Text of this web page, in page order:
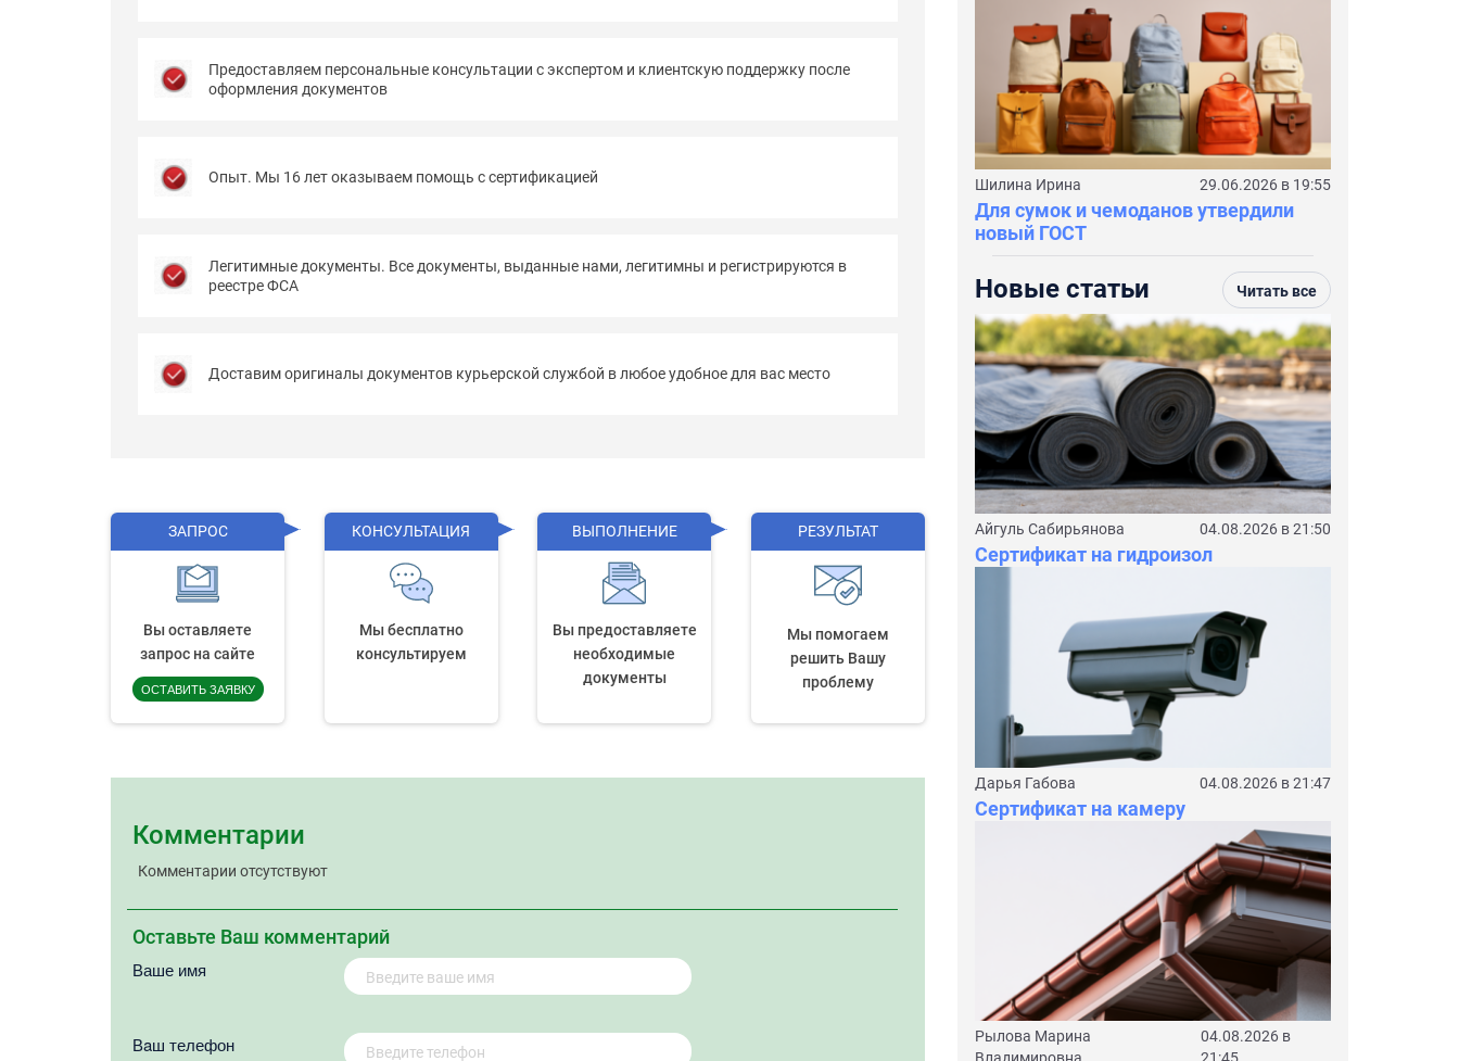
Предоставляем персональные консультации с экспертом и клиентскую поддержку после
оформления документов
Опыт. Мы 16 лет оказываем помощь с сертификацией
Легитимные документы. Все документы, выданные нами, легитимны и регистрируются в
реестре ФСА
Доставим оригиналы документов курьерской службой в любое удобное для вас место
ЗАПРОС
Вы оставляете
запрос на сайте
ОСТАВИТЬ ЗАЯВКУ
КОНСУЛЬТАЦИЯ
Мы бесплатно
консультируем
ВЫПОЛНЕНИЕ
Вы предоставляете
необходимые
документы
РЕЗУЛЬТАТ
Мы помогаем
решить Вашу
проблему
Комментарии
Комментарии отсутствуют
Оставьте Ваш комментарий
Ваше имя
Вaш телефон
Шилина Ирина 29.06.2026 в 19:55
Для сумок и чемоданов утвердили
новый ГОСТ
Новые статьи Читать все
Айгуль Сабирьянова 04.08.2026 в 21:50
Сертификат на гидроизол
Дарья Габова 04.08.2026 в 21:47
Сертификат на камеру
Рылова Марина
04.08.2026 в